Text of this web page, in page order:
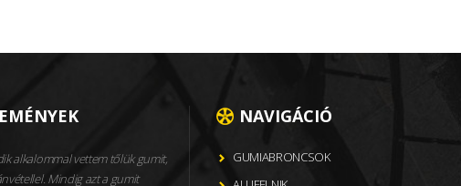
alkalommal vettem tőlük gumit,
Mindig azt a gumit
NAVIGÁCIÓ
GUMIABRONCSOK